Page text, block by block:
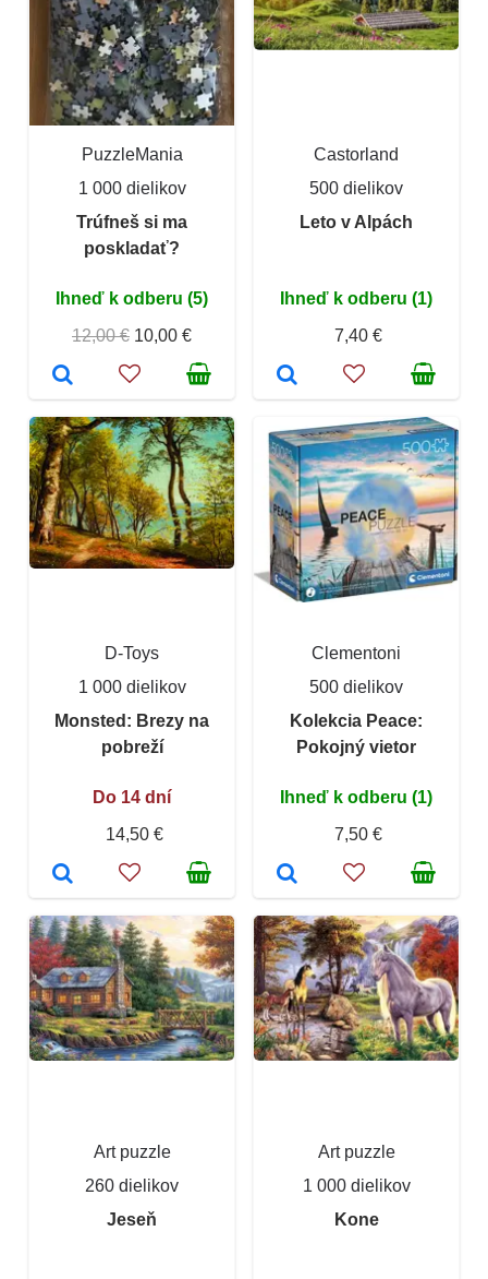
PuzzleMania
1 000 dielikov
Trúfneš si ma
poskladať?
Ihneď k odberu (5)
12,00 € 10,00 €
Castorland
500 dielikov
Leto v Alpách
Ihneď k odberu (1)
7,40 €
D-Toys
1 000 dielikov
Monsted: Brezy na
pobreží
Do 14 dní
14,50 €
Clementoni
500 dielikov
Kolekcia Peace:
Pokojný vietor
Ihneď k odberu (1)
7,50 €
Art puzzle
260 dielikov
Jeseň
Art puzzle
1 000 dielikov
Kone